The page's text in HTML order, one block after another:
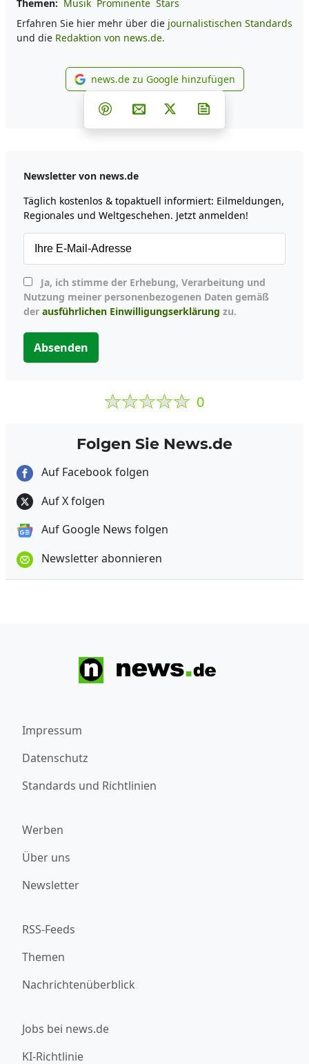
Themen: Musik Prominente Stars
Erfahren Sie hier mehr über die journalistischen Standards
und die Redaktion von news.de.
news.de zu Google
news.de zu Google hinzufügen
Teilen auf Facebook
Teilen auf Whatsapp
Teilen auf Telegram
Teilen auf Pinterest
Per E-Mail teilen
Post auf X
Newsletter von news.de
Täglich kostenlos & topaktuell informiert: Eilmeldungen,
Regionales und Weltgeschehen. Jetzt anmelden!
Nutzung meiner personenbezogenen Daten gemäß
der ausführlichen Einwilligungserklärung zu.
Absenden
0
Folgen Sie News.de
Auf Facebook folgen
Auf X folgen
Auf Google News folgen
Newsletter abonnieren
Impressum
Datenschutz
Standards und Richtlinien
Werben
Über uns
Newsletter
RSS-Feeds
Themen
Nachrichtenüberblick
Jobs bei news.de
KI-Richtlinie